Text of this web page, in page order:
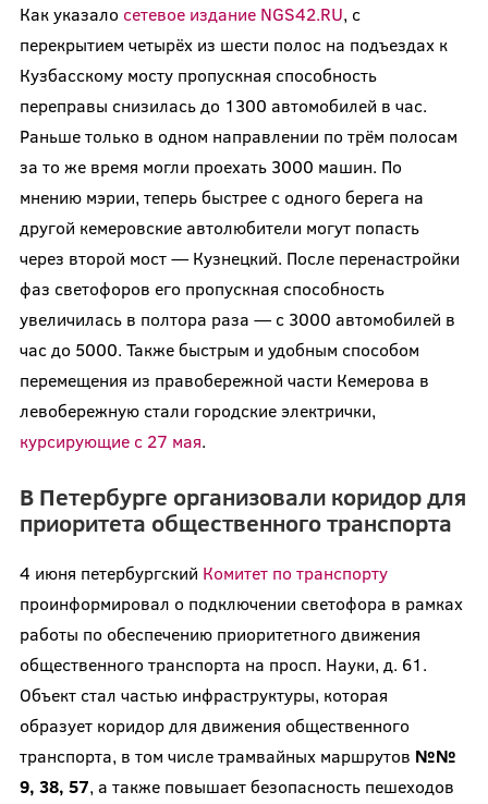
Как указало сетевое издание NGS42.RU, с
перекрытием четырёх из шести полос на подъездах к
Кузбасскому мосту пропускная способность
переправы снизилась до 1300 автомобилей в час.
Раньше только в одном направлении по трём полосам
за то же время могли проехать 3000 машин. По
мнению мэрии, теперь быстрее с одного берега на
другой кемеровские автолюбители могут попасть
через второй мост — Кузнецкий. После перенастройки
фаз светофоров его пропускная способность
увеличилась в полтора раза — с 3000 автомобилей в
час до 5000. Также быстрым и удобным способом
перемещения из правобережной части Кемерова в
левобережную стали городские электрички,
курсирующие с 27 мая.
В Петербурге организовали коридор для
приоритета общественного транспорта
4 июня петербургский Комитет по транспорту
проинформировал о подключении светофора в рамках
работы по обеспечению приоритетного движения
общественного транспорта на просп. Науки, д. 61.
Объект стал частью инфраструктуры, которая
образует коридор для движения общественного
транспорта, в том числе трамвайных маршрутов №№
9, 38, 57, а также повышает безопасность пешеходов